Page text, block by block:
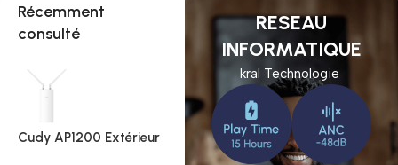
Récemment
consulté
Cudy AP1200 Extérieur
RESEAU
INFORMATIQUE
kral Technologie